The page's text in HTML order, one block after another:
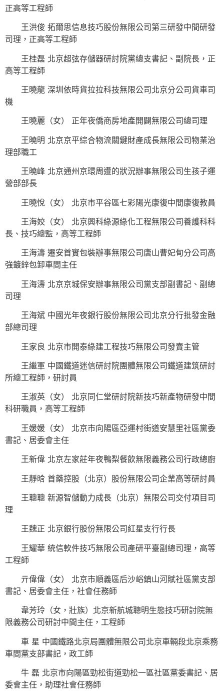
正高等工程師
王洪俊 拓爾思信息技巧股份無限公司第三研發中間研發
司理，正高等工程師
王桂磊 北京超弦存儲器研討院黨總支書記、副院長，正
高等工程師
王曉龍 深圳依時貨拉拉科技無限公司北京分公司貨車司
機
王曉麗（女） 正年夜僑商房地產開闢無限公司總司理
王曉明 北京京平綜合物流關鍵財產成長無限公司物業治
理部職工
王曉峰 北京通州京環周遭的狀況辦事無限公司生孩子運
營部部長
王曉悅（女） 北京市平谷區七彩陽光康復中間康復教員
王海姣（女） 北京興科綠源綠化工程無限公司養護科科
長、技巧總監，高等工程師
王海濤 遷安首實包裝辦事無限公司唐山曹妃甸分公司高
強鍍鋅包卸車間主任
王海濤 北京京城保安辦事無限公司黨支部副書記、副總
司理
王海斌 中國光年夜銀行股份無限公司北京分行批發金融
部總司理
王家良 北京市開泰綠建工程技巧無限公司發賣主管
王繼軍 中國鐵道迷信研討院團體無限公司鐵道建筑研討
所總工程師，研討員
王淑英（女） 北京同仁堂研討院新技巧新產物研發中間
科研職員，高等工程師
王媛媛（女） 北京市向陽區亞運村街道安慧里社區黨委
書記、居委會主任
王新偉 北京左家莊年夜鴨梨餐飲無限義務公司行政總廚
王靜晗 首藥控股（北京）股份無限公司企業高等研討員
王聰聰 新源智儲動力成長（北京）無限公司交付項目司
理
王魏正 北京銀行股份無限公司紅星支行行長
王耀華 統信軟件技巧無限公司產研平臺副總司理，高等
工程師
亓偉偉（女） 北京市順義區后沙峪鎮山河賦社區黨支部
書記、居委會主任，社會任務師
韋芳玲（女，壯族）北京新航城聰明生態技巧研討院無
限義務公司研討中間主任，工程師
車 星 中國鐵路北京局團體無限公司北京車輛段北京乘務
車間黨支部書記，政工師
牛 磊 北京市向陽區勁松街道勁松一區社區黨委書記、居
委會主任，助理社會任務師